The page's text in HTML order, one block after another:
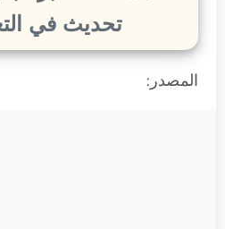
تحديث في
المصدر: